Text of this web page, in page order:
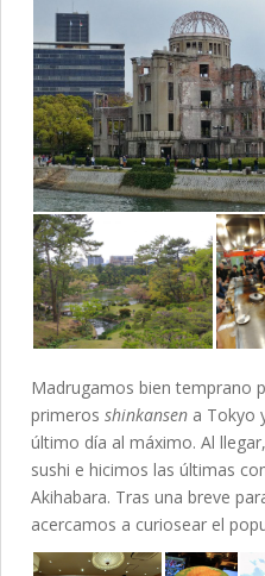
Madrugamos bien temprano
primeros shinkansen a Tokyo
último día al máximo. Al
sushi e hicimos las últimas
Akihabara. Tras una breve
acercamos a curiosear el